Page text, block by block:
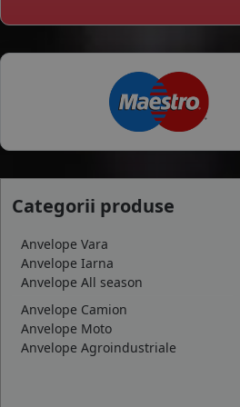
Categorii produse
Anvelope Vara
Anvelope Iarna
Anvelope All season
Anvelope Camion
Anvelope Moto
Anvelope Agroindustriale